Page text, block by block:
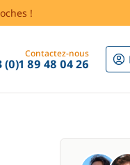
!
Contactez-nous
(0)1 89 48 04 26